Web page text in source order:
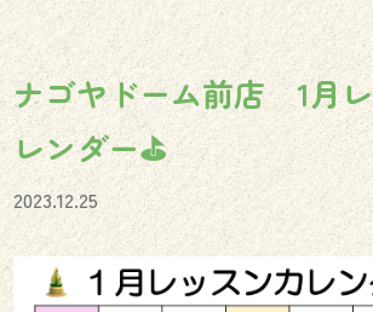
ナゴヤドーム前店 1月
レンダー⛳️
2023.12.25